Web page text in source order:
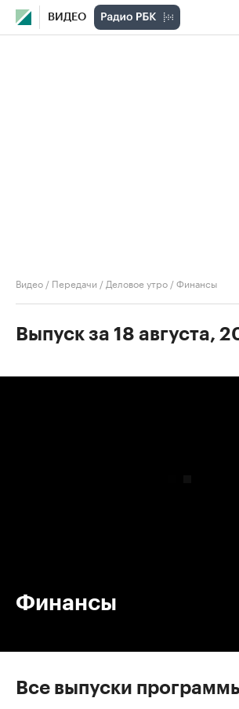
ВИДЕО
Видео / Передачи / Деловое утро /Финансы
Выпуск за 18 августа,
Финансы
Все выпуски